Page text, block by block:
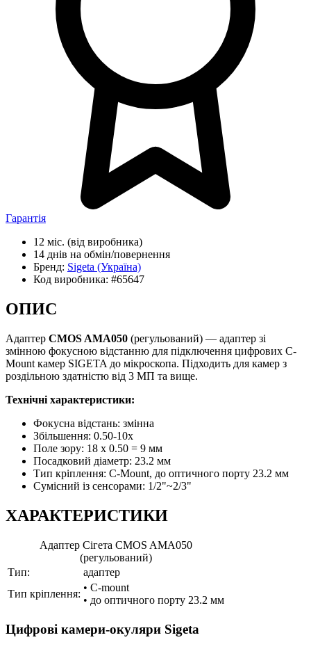
Гарантія
12 міс. (від виробника)
14 днів на обмін/повернення
Бренд: Sigeta (Україна)
Код виробника: #65647
ОПИС
Адаптер CMOS AMA050 (регульований) — адаптер зі
змінною фокусною відстанню для підключення цифрових C-
Mount камер SIGETA до мікроскопа. Підходить для камер з
роздільною здатністю від 3 МП та вище.
Технічні характеристики:
Фокусна відстань: змінна
Збільшення: 0.50-10х
Поле зору: 18 x 0.50 = 9 мм
Посадковий діаметр: 23.2 мм
Тип кріплення: C-Mount, до оптичного порту 23.2 мм
Сумісний із сенсорами: 1/2"~2/3"
ХАРАКТЕРИСТИКИ
Адаптер Сігета CMOS AMA050
(регульований)
Тип:
адаптер
Тип кріплення:
• C-mount
• до оптичного порту 23.2 мм
Цифрові камери-окуляри Sigeta